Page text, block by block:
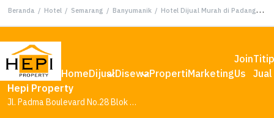
Beranda / Hotel / Semarang / Banyumanik / Hotel Dijual Murah di Padangsari Banyumanik
HomeDijualDisewaPropertiMarketing
Join
Us
Jual
Hepi Property
Jl. Padma Boulevard No.28 Blok AA1, Tambakharjo, Kec. Semarang Barat, Kota Semarang, Jawa Tengah 50145